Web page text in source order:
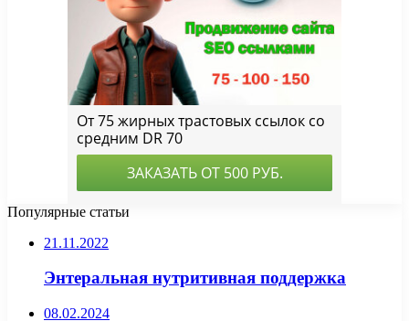
Популярные статьи
21.11.2022
Энтеральная нутритивная поддержка
08.02.2024